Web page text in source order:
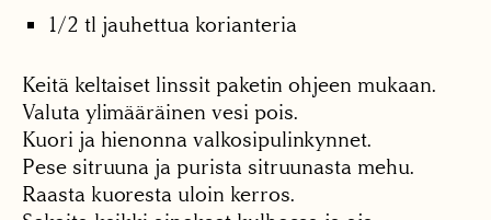
1/2 tl jauhettua korianteria
Keitä keltaiset linssit paketin ohjeen mukaan.
Valuta ylimääräinen vesi pois.
Kuori ja hienonna valkosipulinkynnet.
Pese sitruuna ja purista sitruunasta mehu.
Raasta kuoresta uloin kerros.